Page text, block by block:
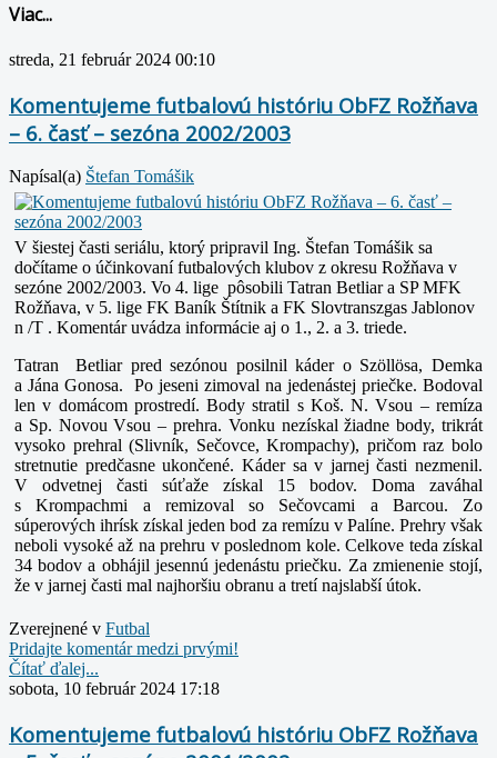
Viac...
streda, 21 február 2024 00:10
Komentujeme futbalovú históriu ObFZ Rožňava
– 6. časť – sezóna 2002/2003
Napísal(a) Štefan Tomášik
V šiestej časti seriálu, ktorý pripravil Ing. Štefan Tomášik sa
dočítame o účinkovaní futbalových klubov z okresu Rožňava v
sezóne 2002/2003. Vo 4. lige pôsobili Tatran Betliar a SP MFK
Rožňava, v 5. lige FK Baník Štítnik a FK Slovtranszgas Jablonov
n /T . Komentár uvádza informácie aj o 1., 2. a 3. triede.
Tatran Betliar pred sezónou posilnil káder o Szöllösa, Demka
a Jána Gonosa. Po jeseni zimoval na jedenástej priečke. Bodoval
len v domácom prostredí. Body stratil s Koš. N. Vsou – remíza
a Sp. Novou Vsou – prehra. Vonku nezískal žiadne body, trikrát
vysoko prehral (Slivník, Sečovce, Krompachy), pričom raz bolo
stretnutie predčasne ukončené. Káder sa v jarnej časti nezmenil.
V odvetnej časti súťaže získal 15 bodov. Doma zaváhal
s Krompachmi a remizoval so Sečovcami a Barcou. Zo
súperových ihrísk získal jeden bod za remízu v Palíne. Prehry však
neboli vysoké až na prehru v poslednom kole. Celkove teda získal
34 bodov a obhájil jesennú jedenástu priečku. Za zmienenie stojí,
že v jarnej časti mal najhoršiu obranu a tretí najslabší útok.
Zverejnené v Futbal
Pridajte komentár medzi prvými!
Čítať ďalej...
sobota, 10 február 2024 17:18
Komentujeme futbalovú históriu ObFZ Rožňava